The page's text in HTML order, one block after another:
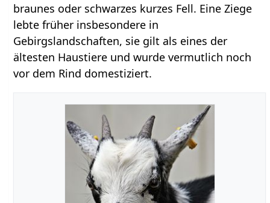
braunes oder schwarzes kurzes Fell. Eine Ziege
lebte früher insbesondere in
Gebirgslandschaften, sie gilt als eines der
ältesten Haustiere und wurde vermutlich noch
vor dem Rind domestiziert.